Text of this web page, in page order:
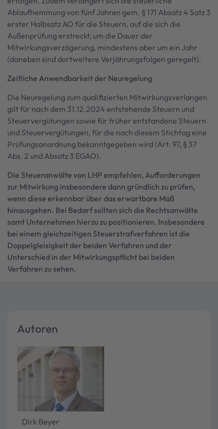
Ablaufhemmung von fünf Jahren gem. § 171 Absatz 4 Satz 3
erster Halbsatz AO für die Steuern, auf die sich die
Außenprüfung erstreckt, um die Dauer der
Mitwirkungsverzögerung, mindestens aber um ein Jahr
(daneben sind dortweitere Verjährungsfolgen geregelt).
Zeitliche Anwendbarkeit der Neuregelung
Die Neuregelung zum qualifizierten Mitwirkungsverlangen
gilt für nach dem 31.12.2024 entstehende Steuern und
Steuervergütungen sowie für früher entstandene Steuern
und Steuervergütungen, für die nach diesem Stichtag eine
Prüfungsanordnung bekanntgegeben wird (Art. 97, § 37
Abs. 2 und Absatz 3 EGAO).
Die Steueranwälte von LHP empfehlen, Aufforderungen
zur Mitwirkung insbesondere dann gründlich zu prüfen,
wenn diese erkennbar über das erwartbare Maß
hinausgehen. Bei Bedarf sollten sich die Rechtsanwälte
samt Unternehmen hierzu zu positionieren. Insbesondere
bei einem gleichzeitigen Steuerstrafverfahren ist die
Doppelgleisigkeit der beiden Verfahren und der
Unterschied in der Mitwirkungspflicht bei beiden
Verfahren zu sehen.
Autoren
Dirk Beyer